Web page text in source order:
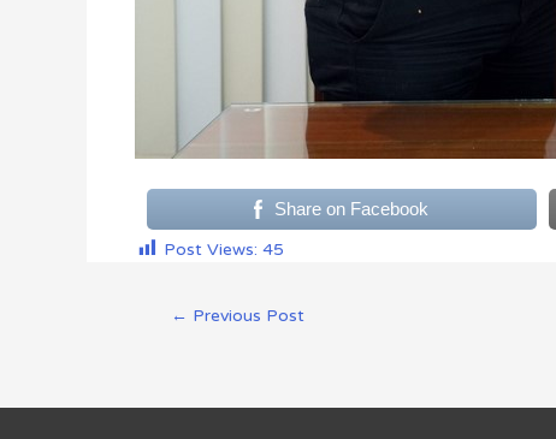
Share on Facebook
Post Views: 45
← Previous Post